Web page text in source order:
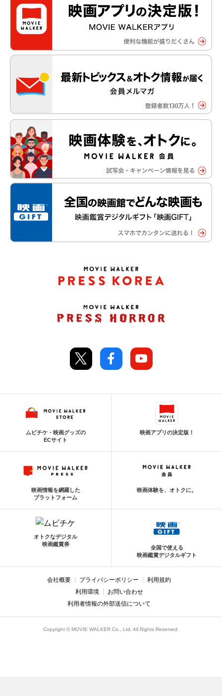
ムビチケ・映画グッズの
ECサイト
映画アプリの決定版！
映画情報を網羅した
プラットフォーム
映画体験を、オトクに。
オトクなデジタル
映画鑑賞券
全国で使える
映画鑑賞デジタルギフト
会社概要 プライバシーポリシー
利用規約
利用環境
お問い合わせ
利用者情報の外部送信について
Copyright © MOVIE WALKER Co., Ltd. All Rights Reserved.